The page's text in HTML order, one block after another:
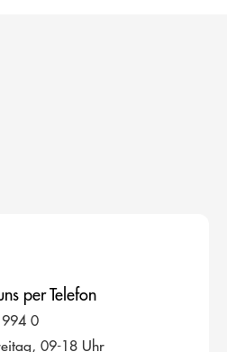
per Telefon
0
09-18 Uhr